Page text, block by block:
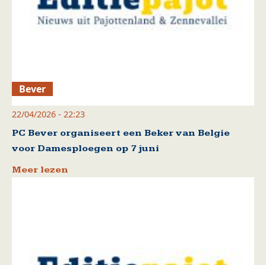
Bever
22/04/2026 - 22:23
PC Bever organiseert een Beker van Belgie
voor Damesploegen op 7 juni
Meer lezen